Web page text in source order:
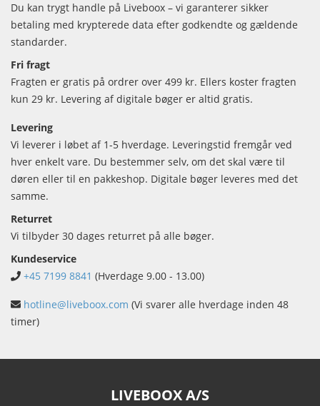
Du kan trygt handle på Liveboox – vi garanterer sikker
betaling med krypterede data efter godkendte og gældende
standarder.
Fri fragt
Fragten er gratis på ordrer over 499 kr. Ellers koster fragten
kun 29 kr. Levering af digitale bøger er altid gratis.
Levering
Vi leverer i løbet af 1-5 hverdage. Leveringstid fremgår ved
hver enkelt vare. Du bestemmer selv, om det skal være til
døren eller til en pakkeshop. Digitale bøger leveres med det
samme.
Returret
Vi tilbyder 30 dages returret på alle bøger.
Kundeservice
+45 7199 8841 (Hverdage 9.00 - 13.00)
hotline@liveboox.com (Vi svarer alle hverdage inden 48
timer)
LIVEBOOX A/S